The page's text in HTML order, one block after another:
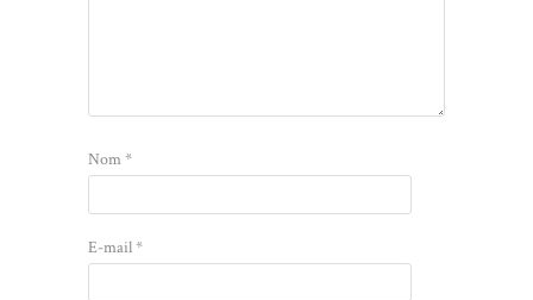
Nom*
E-mail*